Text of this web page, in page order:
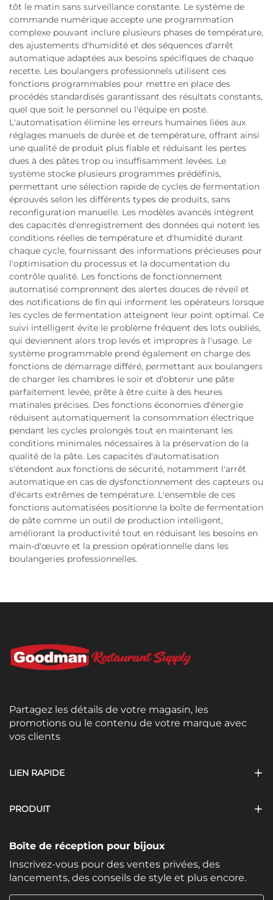
tôt le matin sans surveillance constante. Le système de
commande numérique accepte une programmation
complexe pouvant inclure plusieurs phases de température,
des ajustements d'humidité et des séquences d'arrêt
automatique adaptées aux besoins spécifiques de chaque
recette. Les boulangers professionnels utilisent ces
fonctions programmables pour mettre en place des
procédés standardisés garantissant des résultats constants,
quel que soit le personnel ou l'équipe en poste.
L'automatisation élimine les erreurs humaines liées aux
réglages manuels de durée et de température, offrant ainsi
une qualité de produit plus fiable et réduisant les pertes
dues à des pâtes trop ou insuffisamment levées. Le
système stocke plusieurs programmes prédéfinis,
permettant une sélection rapide de cycles de fermentation
éprouvés selon les différents types de produits, sans
reconfiguration manuelle. Les modèles avancés intègrent
des capacités d'enregistrement des données qui notent les
conditions réelles de température et d'humidité durant
chaque cycle, fournissant des informations précieuses pour
l'optimisation du processus et la documentation du
contrôle qualité. Les fonctions de fonctionnement
automatisé comprennent des alertes douces de réveil et
des notifications de fin qui informent les opérateurs lorsque
les cycles de fermentation atteignent leur point optimal. Ce
suivi intelligent évite le problème fréquent des lots oubliés,
qui deviennent alors trop levés et impropres à l'usage. Le
système programmable prend également en charge des
fonctions de démarrage différé, permettant aux boulangers
de charger les chambres le soir et d'obtenir une pâte
parfaitement levée, prête à être cuite à des heures
matinales précises. Des fonctions économies d'énergie
réduisent automatiquement la consommation électrique
pendant les cycles prolongés tout en maintenant les
conditions minimales nécessaires à la préservation de la
qualité de la pâte. Les capacités d'automatisation
s'étendent aux fonctions de sécurité, notamment l'arrêt
automatique en cas de dysfonctionnement des capteurs ou
d'écarts extrêmes de température. L'ensemble de ces
fonctions automatisées positionne la boîte de fermentation
de pâte comme un outil de production intelligent,
améliorant la productivité tout en réduisant les besoins en
main-d'œuvre et la pression opérationnelle dans les
boulangeries professionnelles.
Partagez les détails de votre magasin, les
promotions ou le contenu de votre marque avec
vos clients
LIEN RAPIDE
PRODUIT
Boîte de réception pour bijoux
Inscrivez-vous pour des ventes privées, des
lancements, des conseils de style et plus encore.